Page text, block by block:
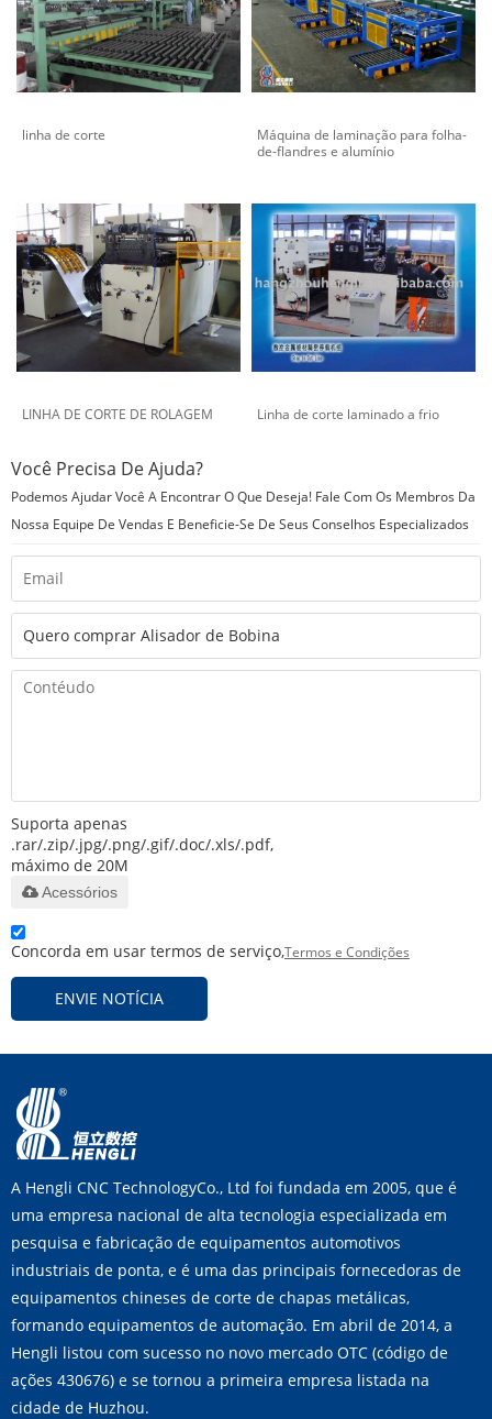
linha de corte
Máquina de laminação para folha-
de-flandres e alumínio
LINHA DE CORTE DE ROLAGEM Linha de corte laminado a frio
Você Precisa De Ajuda?
Podemos Ajudar Você A Encontrar O Que Deseja! Fale Com Os Membros Da
Nossa Equipe De Vendas E Beneficie-Se De Seus Conselhos Especializados
Suporta apenas
.rar/.zip/.jpg/.png/.gif/.doc/.xls/.pdf,
máximo de 20M
Acessórios
Concorda em usar termos de serviço,Termos e Condições
ENVIE NOTÍCIA
A Hengli CNC TechnologyCo., Ltd foi fundada em 2005, que é
uma empresa nacional de alta tecnologia especializada em
pesquisa e fabricação de equipamentos automotivos
industriais de ponta, e é uma das principais fornecedoras de
equipamentos chineses de corte de chapas metálicas,
formando equipamentos de automação. Em abril de 2014, a
Hengli listou com sucesso no novo mercado OTC (código de
ações 430676) e se tornou a primeira empresa listada na
cidade de Huzhou.